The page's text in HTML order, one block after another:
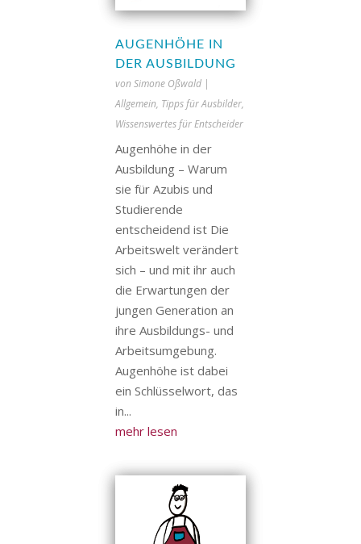
AUGENHÖHE IN
DER AUSBILDUNG
von Simone Oßwald|
Allgemein, Tipps für Ausbilder,
Wissenswertes für Entscheider
Augenhöhe in der
Ausbildung – Warum
sie für Azubis und
Studierende
entscheidend ist Die
Arbeitswelt verändert
sich – und mit ihr auch
die Erwartungen der
jungen Generation an
ihre Ausbildungs- und
Arbeitsumgebung.
Augenhöhe ist dabei
ein Schlüsselwort, das
in...
mehr lesen